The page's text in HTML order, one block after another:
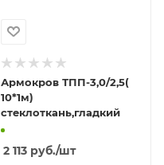
Армокров ТПП-3,0/2,5(
10*1м)
стеклоткань,гладкий
2 113руб./шт